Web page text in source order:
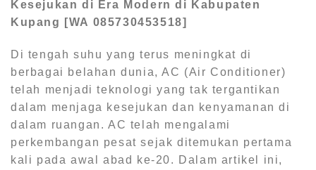
Kesejukan di Era Modern di Kabupaten
Kupang [WA 085730453518]
Di tengah suhu yang terus meningkat di
berbagai belahan dunia, AC (Air Conditioner)
telah menjadi teknologi yang tak tergantikan
dalam menjaga kesejukan dan kenyamanan di
dalam ruangan. AC telah mengalami
perkembangan pesat sejak ditemukan pertama
kali pada awal abad ke-20. Dalam artikel ini,